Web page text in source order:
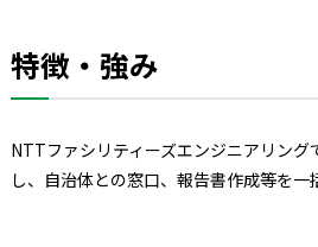
特徴・強み
NTTファシリティーズエンジニアリング
し、自治体との窓口、報告書作成等を一